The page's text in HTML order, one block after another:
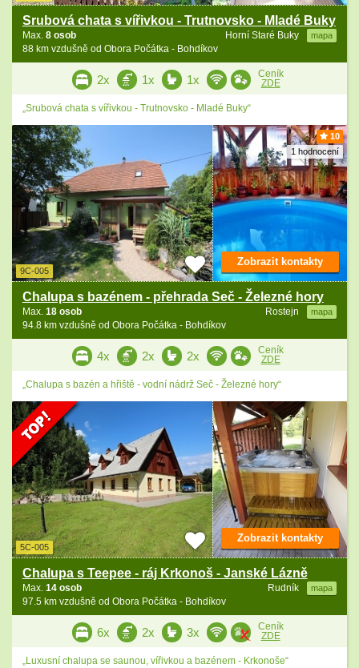
Srubová chata s vířivkou - Trutnovsko - Mladé Buky
Horní Staré Buky mapa
Max. 8 osob
88 km vzdušně od Obora Počátka - Bohdíkov
2x 1x 1x
Ceník
ZDE
„Srubová chata s vířivkou - Trutnovsko - Mladé Buky“
10
1 hodnocení
9C-005
Chalupa s bazénem - přehrada Seč - Železné hory
Rostejn mapa
Max. 18 osob
94.8 km vzdušně od Obora Počátka - Bohdíkov
Zobrazit kontakty
4x 2x 2x
Ceník
ZDE
„Chalupa s bazén a hřiště - vodní nádrž Seč - Železné hory“
5C-005
Chalupa s Teepee - ráj Krkonoš - Janské Lázně
Rudník mapa
Max. 14 osob
97.5 km vzdušně od Obora Počátka - Bohdíkov
Zobrazit kontakty
6x 2x 3x
Ceník
ZDE
„Luxusní chalupa se saunou, vířivkou a bazénem - Krkonoše“